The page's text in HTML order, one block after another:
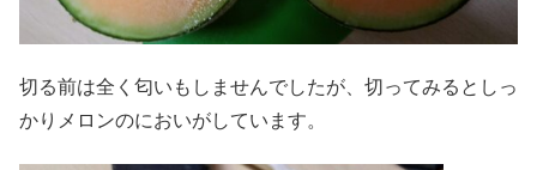
切る前は全く匂いもしませんでしたが、切ってみるとしっ
かりメロンのにおいがしています。